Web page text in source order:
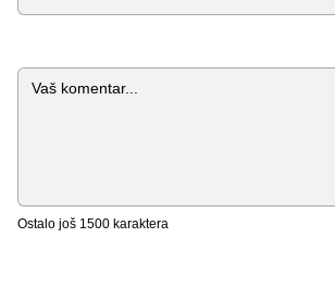
Komentar
Ostalo još 1500 karaktera